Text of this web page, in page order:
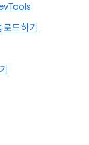
드하기